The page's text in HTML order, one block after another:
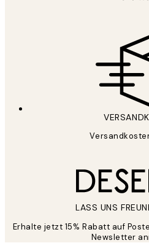
LASS UNS
Erhalte jetzt 15% Rabatt auf
Newsletter